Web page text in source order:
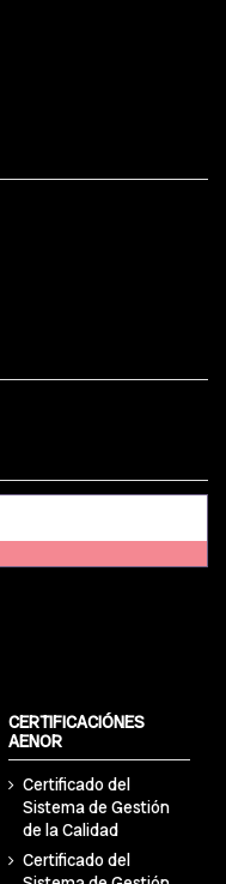
CERTIFICACIÓNES
AENOR
Certificado del
Sistema de Gestión
de la Calidad
Certificado del